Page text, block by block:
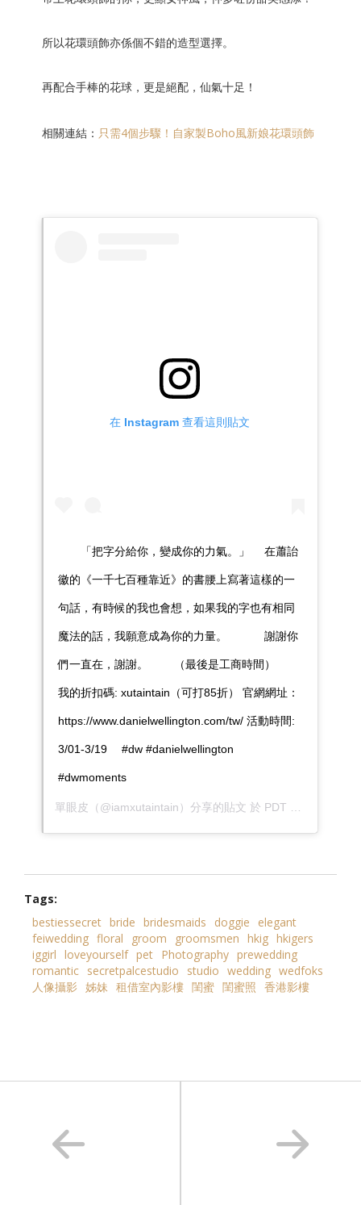
所以花環頭飾亦係個不錯的造型選擇。
再配合手棒的花球，更是絕配，仙氣十足！
相關連結： 只需4個步驟！自家製Boho風新娘花環頭飾
在 Instagram 查看這則貼文
⠀ ⠀ 「把字分給你，變成你的力氣。」 ⠀ 在蕭詒
徽的《一千七百種靠近》的書腰上寫著這樣的一
句話，有時候的我也會想，如果我的字也有相同
魔法的話，我願意成為你的力量。 ⠀ ⠀ ⠀ 謝謝你
們一直在，謝謝。 ⠀ ⠀ （最後是工商時間） ⠀
我的折扣碼: xutaintain（可打85折） 官網網址：
https://www.danielwellington.com/tw/ 活動時間:
3/01-3/19 ⠀ #dw #danielwellington
#dwmoments
單眼皮 （@iamxutaintain）分享的貼文 於 PDT 2019 年 3月 月 13 日 上午 7:24
Tags:
bestiessecret bride bridesmaids doggie
elegant
feiwedding floral groom groomsmen hkig hkigers
iggirl loveyourself pet Photography prewedding
romantic secretpalcestudio studio wedding wedfoks
人像攝影 姊妹 租借室內影樓 閨蜜 閨蜜照 香港影樓